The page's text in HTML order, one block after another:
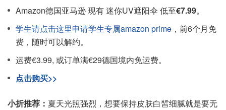
Amazon德国亚马逊 现有 迷你UV遮阳伞 低至€7.99。
学生请点击这里申请学生专属amazon prime ，前6个月免
费，随时可以解约。
运费€3.99, 或订单满€29德国境内免运费。
点击购买>>
小折推荐： 夏天光照强烈，想要保持皮肤白皙细腻就是要无